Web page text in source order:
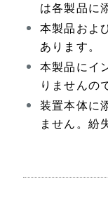
は各製品に
本製品およ
あります。
本製品にイ
りませんの
装置本体に
ません。紛